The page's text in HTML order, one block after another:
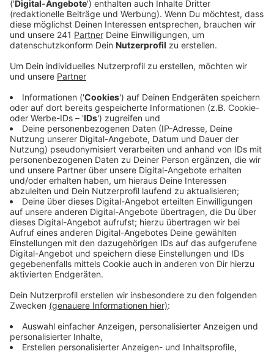
Anzeige
Schimmel in den Klassenzimmern und Fluren – ein
mehreren Jahren läuft das Schulgeschehen in Manfort
im Notbetrieb. Nächstes Jahr nach den Sommerferien
sollen die alten Gebäude nach und nach abgerissen
werden und an ihrer Stelle ein moderner, heller und
barrierefreier Neubau entstehen. Während der Bauzeit
kommen Schüler und Lehrer in einem Container-Bau
auf dem Lehrerparkplatz unter.
Die Kosten für das Projekt haben sich in den
vergangenen drei Jahren fast verdoppelt.18 Millionen
Euro hatte die Stadt ursprünglich für den Neubau
eingeplant – jetzt rechnet sie mit Baukosten von rund
35 Millionen Euro. Grund dafür sind gestiegene
Materialkosten, aber auch schadstoffbelastetes
Erdreich. Das haben Experten rund um die Schule
Bauarbeiten erst noch aufwendig abgetragen
werden. Bis 2026 soll die neue Regenbogenschule